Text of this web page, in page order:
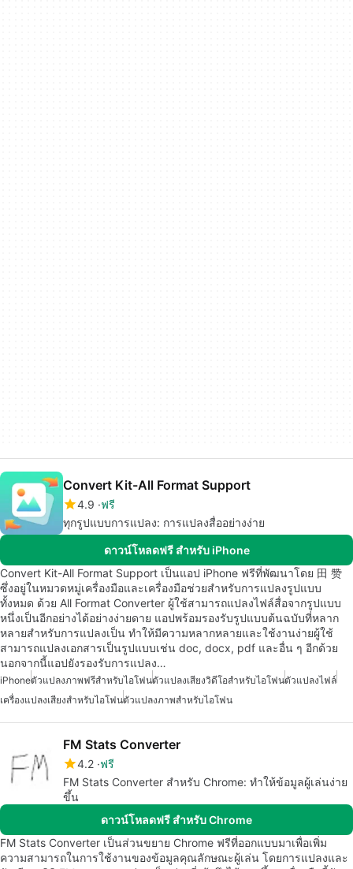
Convert Kit-All Format Support
4.9 ฟรี
ทุกรูปแบบการแปลง: การแปลงสื่ออย่างง่าย
ดาวน์โหลดฟรี สำหรับ iPhone
Convert Kit-All Format Support เป็นแอป iPhone ฟรีที่พัฒนาโดย 田 赞
ซึ่งอยู่ในหมวดหมู่เครื่องมือและเครื่องมือช่วยสำหรับการแปลงรูปแบบ
ทั้งหมด ด้วย All Format Converter ผู้ใช้สามารถแปลงไฟล์สื่อจากรูปแบบ
หนึ่งเป็นอีกอย่างได้อย่างง่ายดาย แอปพร้อมรองรับรูปแบบต้นฉบับที่หลาก
หลายสำหรับการแปลงเป็น ทำให้มีความหลากหลายและใช้งานง่ายผู้ใช้
สามารถแปลงเอกสารเป็นรูปแบบเช่น doc, docx, pdf และอื่น ๆ อีกด้วย
นอกจากนี้แอปยังรองรับการแปลง…
iPhoneตัวแปลงภาพฟรีสำหรับไอโฟนตัวแปลงเสียงวิดีโอสำหรับไอโฟนตัวแปลงไฟล์
เครื่องแปลงเสียงสำหรับไอโฟนตัวแปลงภาพสำหรับไอโฟน
FM Stats Converter
4.2 ฟรี
FM Stats Converter สำหรับ Chrome: ทำให้ข้อมูลผู้เล่นง่าย
ขึ้น
ดาวน์โหลดฟรี สำหรับ Chrome
FM Stats Converter เป็นส่วนขยาย Chrome ฟรีที่ออกแบบมาเพื่อเพิ่ม
ความสามารถในการใช้งานของข้อมูลคุณลักษณะผู้เล่น โดยการแปลงและ